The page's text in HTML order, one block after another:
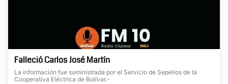
Falleció Carlos José Martín
La información fue suministrada por el Servicio de Sepelios de la
Cooperativa Eléctrica de Bolívar.-